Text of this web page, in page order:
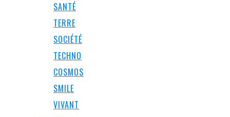
SANTÉ
TERRE
SOCIÉTÉ
TECHNO
COSMOS
SMILE
VIVANT